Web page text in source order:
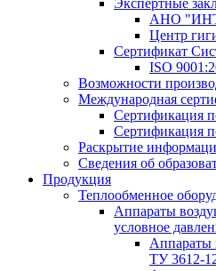
АНО
Центр
Сертификат
ISO
Возможности
Международная
Сертификация
Сертификация
Раскрытие
Сведения об
Продукция
Теплообменное
Аппараты
условное
Аппараты
ТУ 3612-